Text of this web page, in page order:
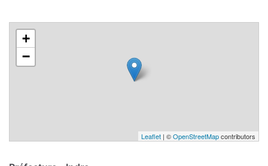
+
−
Leaflet | ©OpenStreetMapcontributors